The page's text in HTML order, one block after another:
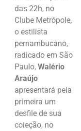
das 22h, no
Clube Metrópole,
o estilista
pernambucano,
radicado em São
Paulo, Walério
Araújo
apresentará pela
primeira um
desfile de sua
coleção, no